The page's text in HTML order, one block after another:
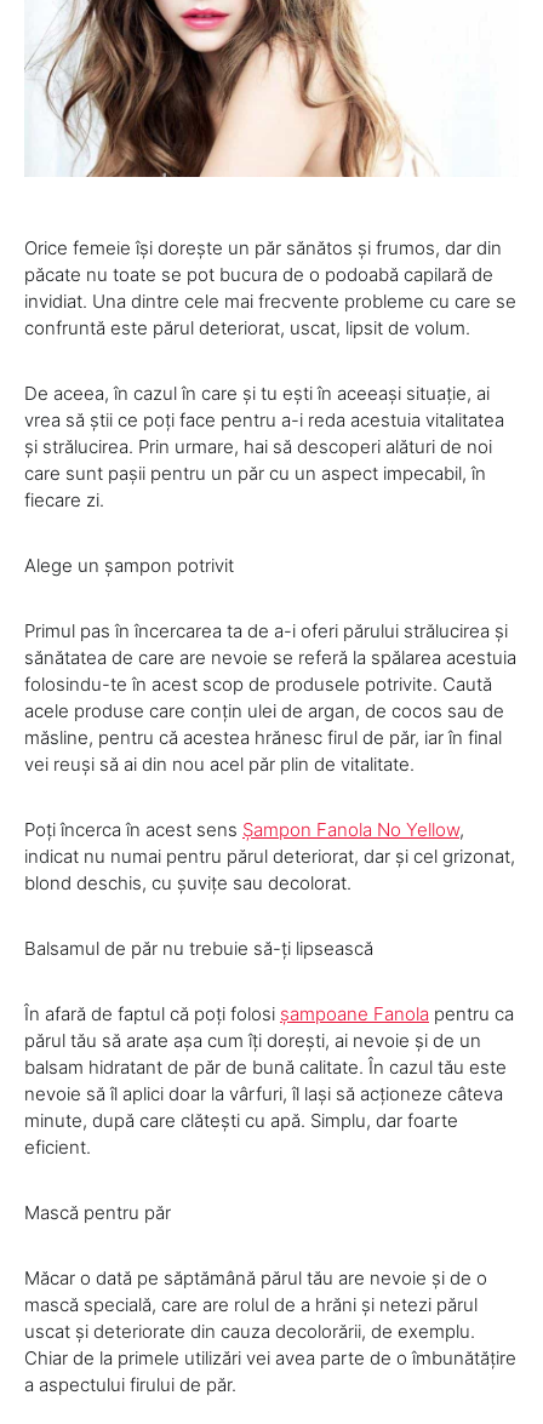
Orice femeie își dorește un păr sănătos și frumos, dar din
păcate nu toate se pot bucura de o podoabă capilară de
invidiat. Una dintre cele mai frecvente probleme cu care se
confruntă este părul deteriorat, uscat, lipsit de volum.
De aceea, în cazul în care și tu ești în aceeași situație, ai
vrea să știi ce poți face pentru a-i reda acestuia vitalitatea
și strălucirea. Prin urmare, hai să descoperi alături de noi
care sunt pașii pentru un păr cu un aspect impecabil, în
fiecare zi.
Alege un șampon potrivit
Primul pas în încercarea ta de a-i oferi părului strălucirea și
sănătatea de care are nevoie se referă la spălarea acestuia
folosindu-te în acest scop de produsele potrivite. Caută
acele produse care conțin ulei de argan, de cocos sau de
măsline, pentru că acestea hrănesc firul de păr, iar în final
vei reuși să ai din nou acel păr plin de vitalitate.
Poți încerca în acest sens Șampon Fanola No Yellow,
indicat nu numai pentru părul deteriorat, dar și cel grizonat,
blond deschis, cu șuvițe sau decolorat.
Balsamul de păr nu trebuie să-ți lipsească
În afară de faptul că poți folosi șampoane Fanola pentru ca
părul tău să arate așa cum îți dorești, ai nevoie și de un
balsam hidratant de păr de bună calitate. În cazul tău este
nevoie să îl aplici doar la vârfuri, îl lași să acționeze câteva
minute, după care clătești cu apă. Simplu, dar foarte
eficient.
Mască pentru păr
Măcar o dată pe săptămână părul tău are nevoie și de o
mască specială, care are rolul de a hrăni și netezi părul
uscat și deteriorate din cauza decolorării, de exemplu.
Chiar de la primele utilizări vei avea parte de o îmbunătățire
a aspectului firului de păr.